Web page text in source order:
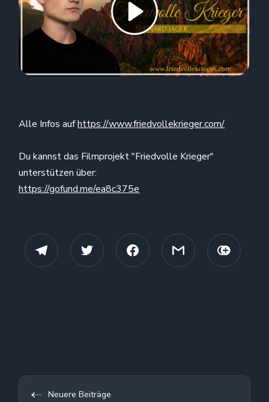
Alle Infos aufhttps://www.friedvollekrieger.com/
Du kannst das Filmprojekt "Friedvolle Krieger"
unterstützen über:
https://gofund.me/ea8c375e
Neuere Beiträge